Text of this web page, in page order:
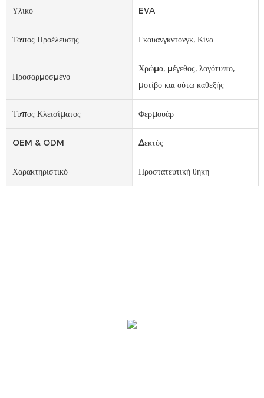
Υλικό EVA
Τόπος Προέλευσης Γκουανγκντόνγκ, Κίνα
Προσαρμοσμένο
Χρώμα, μέγεθος, λογότυπο,
μοτίβο και ούτω καθεξής
Τύπος Κλεισίματος Φερμουάρ
OEM & ODM Δεκτός
Χαρακτηριστικό Προστατευτική θήκη